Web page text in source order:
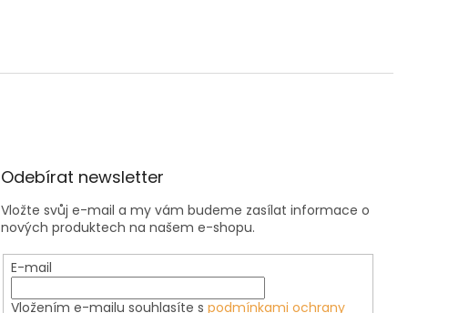
Odebírat newsletter
Vložte svůj e-mail a my vám budeme zasílat informace o
nových produktech na našem e-shopu.
E-mail
Vložením e-mailu souhlasíte spodmínkami ochrany